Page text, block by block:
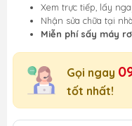
Xem trực tiếp, lấy
Nhận sửa chữa tại nhà
Miễn phí sấy máy
Gọi ngay
tốt nhất!